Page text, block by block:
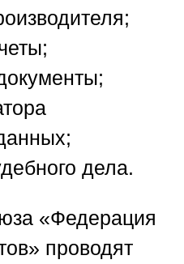
дела.
«Федерация
проводят